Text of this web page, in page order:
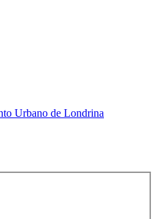
Urbano de Londrina